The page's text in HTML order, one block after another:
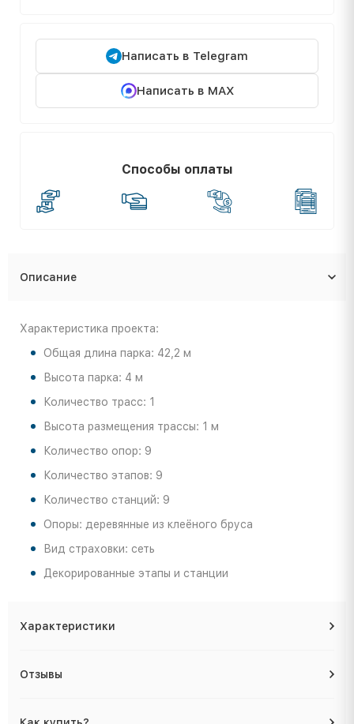
Написать в Telegram
Написать в MAX
Способы оплаты
Описание
Характеристика проекта:
Общая длина парка: 42,2 м
Высота парка: 4 м
Количество трасс: 1
Высота размещения трассы: 1 м
Количество опор: 9
Количество этапов: 9
Количество станций: 9
Опоры: деревянные из клеёного бруса
Вид страховки: сеть
Декорированные этапы и станции
Характеристики
Отзывы